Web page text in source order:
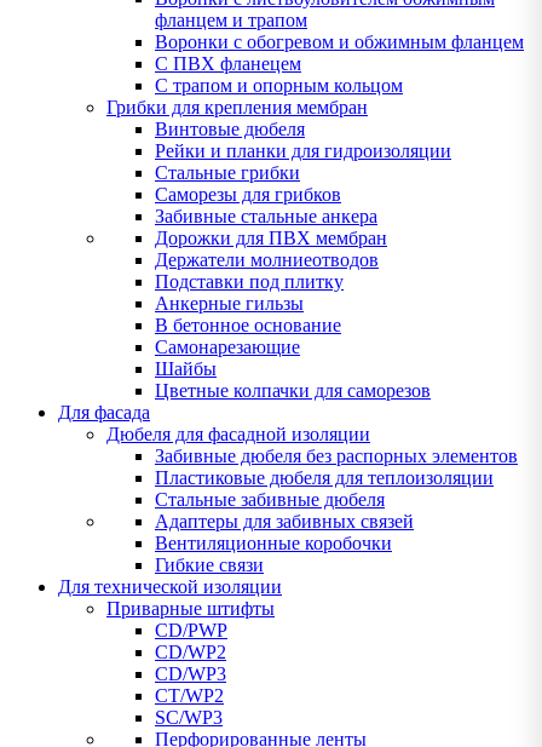
фланцем и трапом
Воронки с обогревом и обжимным фланцем
С ПВХ фланецем
С трапом и опорным кольцом
Грибки для крепления мембран
Винтовые дюбеля
Рейки и планки для гидроизоляции
Стальные грибки
Саморезы для грибков
Забивные стальные анкера
Дорожки для ПВХ мембран
Держатели молниеотводов
Подставки под плитку
Анкерные гильзы
В бетонное основание
Самонарезающие
Шайбы
Цветные колпачки для саморезов
Для фасада
Дюбеля для фасадной изоляции
Забивные дюбеля без распорных элементов
Пластиковые дюбеля для теплоизоляции
Стальные забивные дюбеля
Адаптеры для забивных связей
Вентиляционные коробочки
Гибкие связи
Для технической изоляции
Приварные штифты
CD/PWP
CD/WP2
CD/WP3
CT/WP2
SC/WP3
Перфорированные ленты